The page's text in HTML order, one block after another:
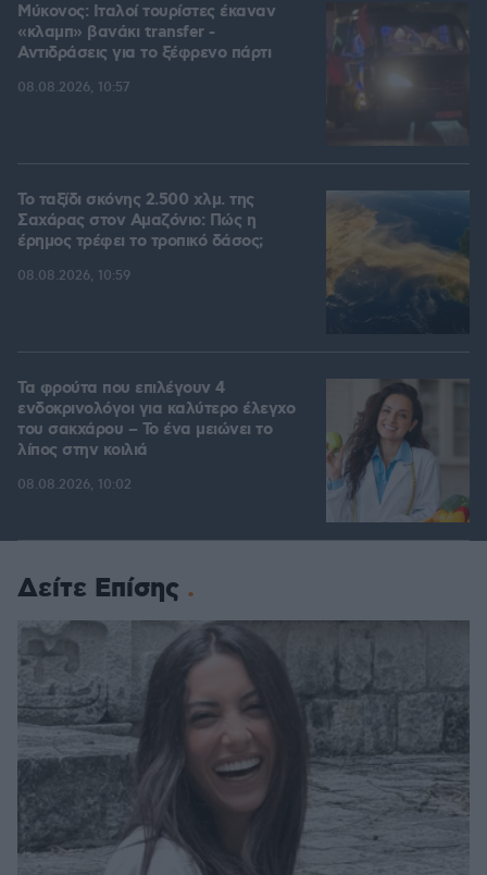
Μύκονος: Ιταλοί τουρίστες έκαναν
«κλαμπ» βανάκι transfer -
Αντιδράσεις για το ξέφρενο πάρτι
08.08.2026, 10:57
Το ταξίδι σκόνης 2.500 χλμ. της
Σαχάρας στον Αμαζόνιο: Πώς η
έρημος τρέφει το τροπικό δάσος;
08.08.2026, 10:59
Τα φρούτα που επιλέγουν 4
ενδοκρινολόγοι για καλύτερο έλεγχο
του σακχάρου – Το ένα μειώνει το
λίπος στην κοιλιά
08.08.2026, 10:02
Δείτε Επίσης